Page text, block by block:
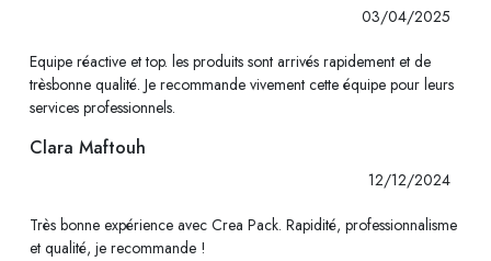
03/04/2025
Equipe réactive et top. les produits sont arrivés rapidement et de
trèsbonne qualité. Je recommande vivement cette équipe pour leurs
services professionnels.
Clara Maftouh
12/12/2024
Très bonne expérience avec Crea Pack. Rapidité, professionnalisme
et qualité, je recommande !